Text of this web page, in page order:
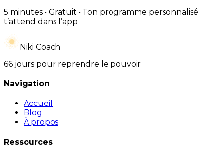
5 minutes • Gratuit • Ton programme personnalisé
t’attend dans l’app
Niki Coach
66 jours pour reprendre le pouvoir
Navigation
Accueil
Blog
À propos
Ressources